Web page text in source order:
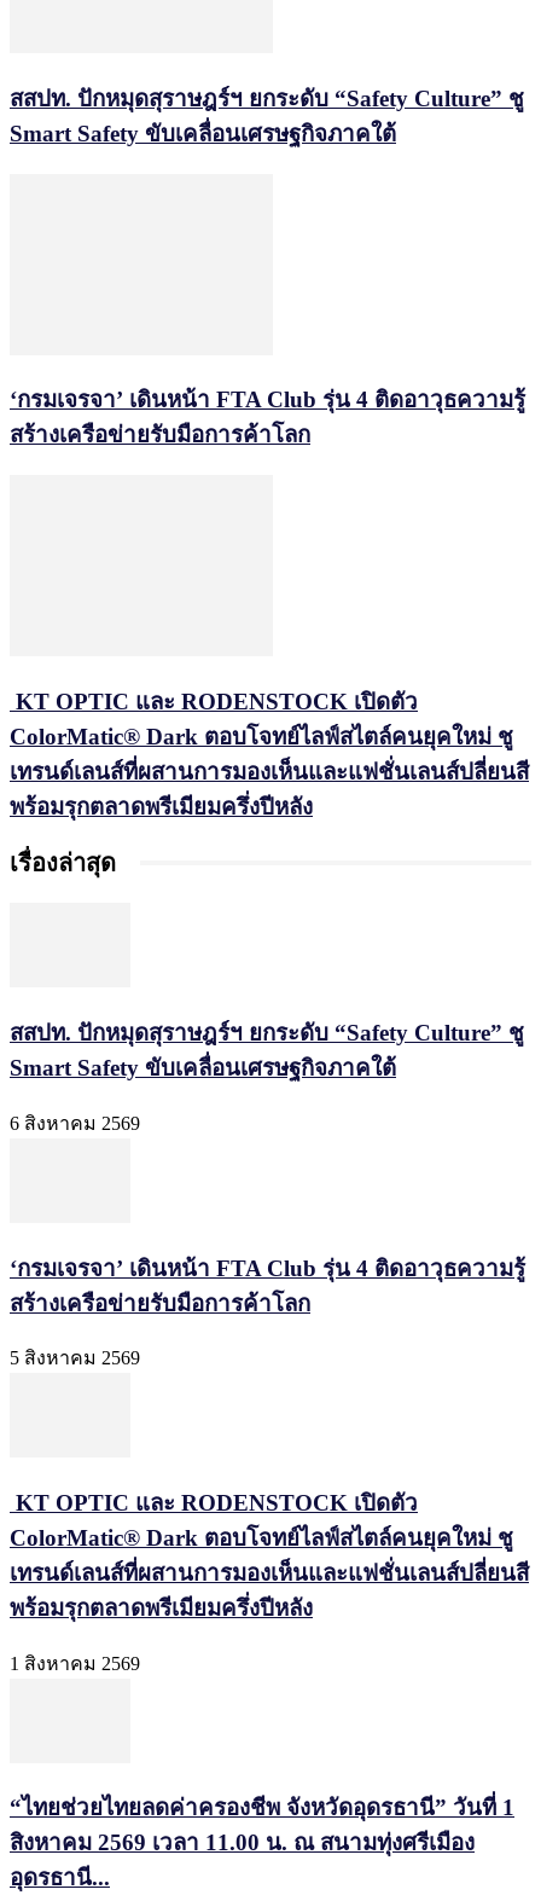
สสปท. ปักหมุดสุราษฎร์ฯ ยกระดับ “Safety Culture” ชู
Smart Safety ขับเคลื่อนเศรษฐกิจภาคใต้
‘กรมเจรจา’ เดินหน้า FTA Club รุ่น 4 ติดอาวุธความรู้
สร้างเครือข่ายรับมือการค้าโลก
KT OPTIC และ RODENSTOCK เปิดตัว
ColorMatic® Dark ตอบโจทย์ไลฟ์สไตล์คนยุคใหม่ ชู
เทรนด์เลนส์ที่ผสานการมองเห็นและแฟชั่นเลนส์ปลี่ยนสี
พร้อมรุกตลาดพรีเมียมครึ่งปีหลัง
เรื่องล่าสุด
สสปท. ปักหมุดสุราษฎร์ฯ ยกระดับ “Safety Culture” ชู
Smart Safety ขับเคลื่อนเศรษฐกิจภาคใต้
6 สิงหาคม 2569
‘กรมเจรจา’ เดินหน้า FTA Club รุ่น 4 ติดอาวุธความรู้
สร้างเครือข่ายรับมือการค้าโลก
5 สิงหาคม 2569
KT OPTIC และ RODENSTOCK เปิดตัว
ColorMatic® Dark ตอบโจทย์ไลฟ์สไตล์คนยุคใหม่ ชู
เทรนด์เลนส์ที่ผสานการมองเห็นและแฟชั่นเลนส์ปลี่ยนสี
พร้อมรุกตลาดพรีเมียมครึ่งปีหลัง
1 สิงหาคม 2569
“ไทยช่วยไทยลดค่าครองชีพ จังหวัดอุดรธานี” วันที่ 1
สิงหาคม 2569 เวลา 11.00 น. ณ สนามทุ่งศรีเมือง
อุดรธานี...